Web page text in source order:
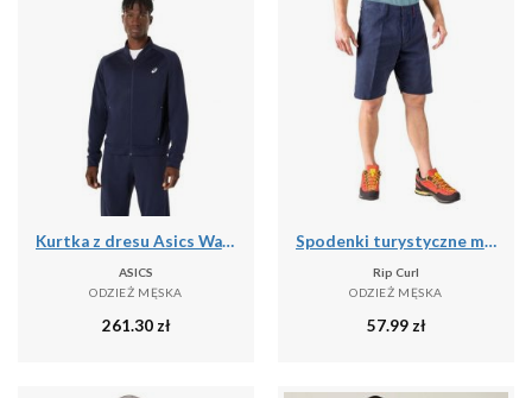
Kurtka z dresu Asics Warm-Up
ASICS
ODZIEŻ MĘSKA
261.30zł
Spodenki turystyczne męskie Rip Curl Travellers Walkshort granatowe CWADD9 28
Rip Curl
ODZIEŻ MĘSKA
57.99zł